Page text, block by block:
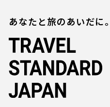
あなたと旅のあいだに。